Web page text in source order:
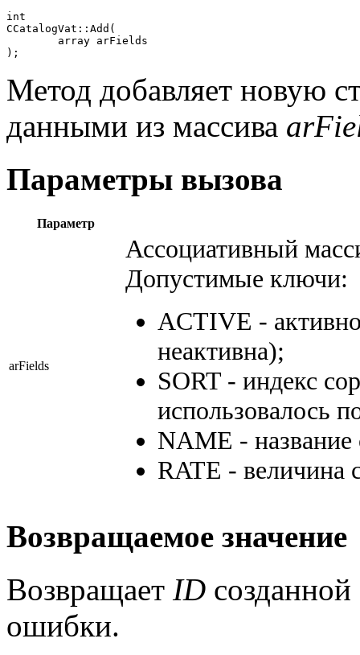
int
CCatalogVat::Add(
);
Метод добавляет новую
данными из массива
Параметры вызова
Параметр
arFields
Ассоциативный
Допустимые ключи:
ACTIVE -
неактивна);
SORT - индекс
использовалось
NAME - название
RATE - величина
Возвращаемое значение
Возвращает ID
ошибки.